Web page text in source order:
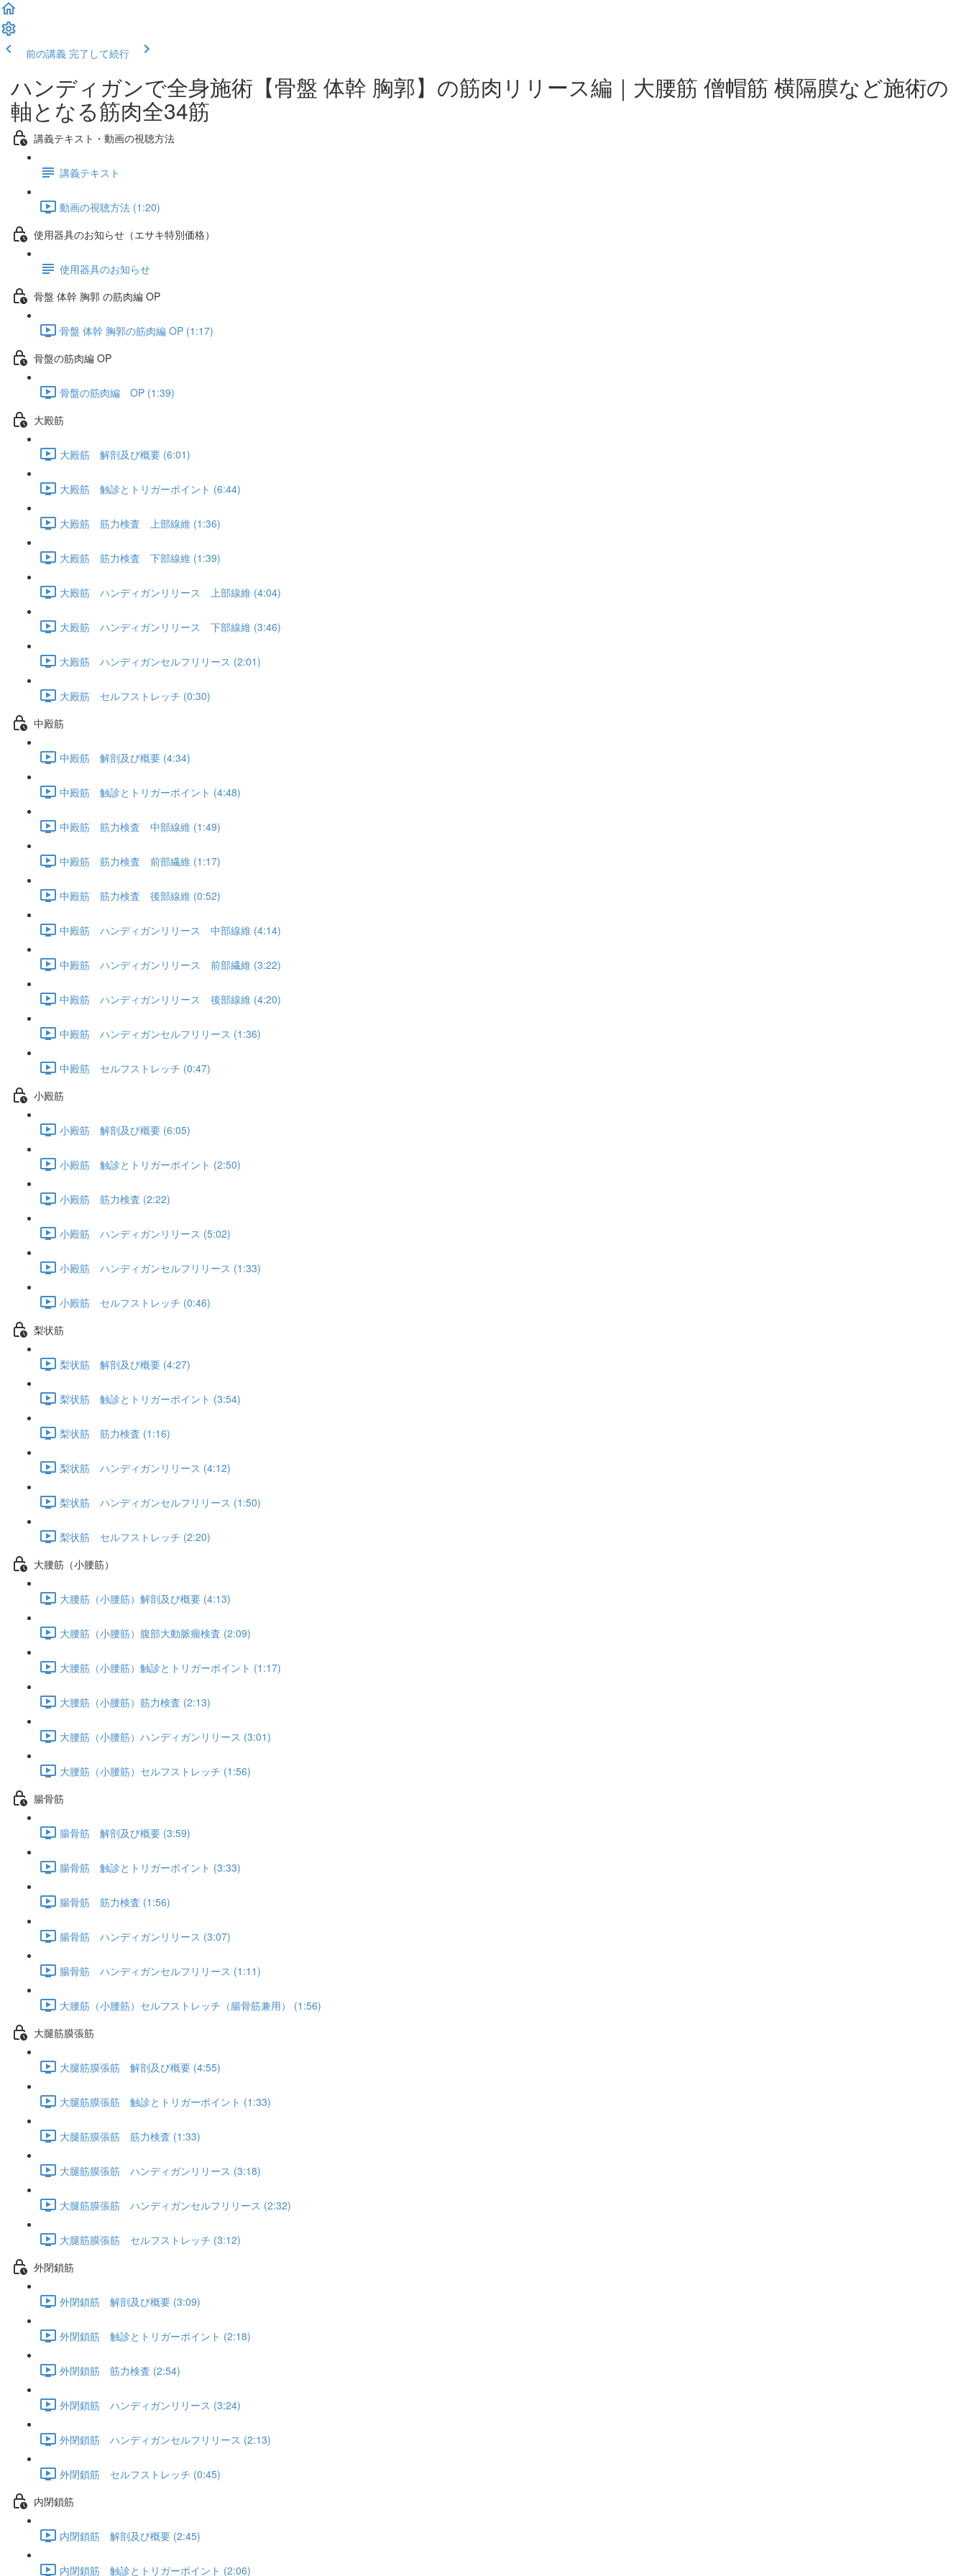
前の講義 完了して続行
ハンディガンで全身施術【骨盤 体幹 胸郭】の筋肉リリース編｜大腰筋 僧帽筋 横隔膜など施術の
軸となる筋肉全34筋
講義テキスト・動画の視聴方法
講義テキスト
動画の視聴方法 (1:20)
使用器具のお知らせ（エサキ特別価格）
使用器具のお知らせ
骨盤 体幹 胸郭 の筋肉編 OP
骨盤 体幹 胸郭の筋肉編 OP (1:17)
骨盤の筋肉編 OP
骨盤の筋肉編 OP (1:39)
大殿筋
大殿筋 解剖及び概要 (6:01)
大殿筋 触診とトリガーポイント (6:44)
大殿筋 筋力検査 上部線維 (1:36)
大殿筋 筋力検査 下部線維 (1:39)
大殿筋 ハンディガンリリース 上部線維 (4:04)
大殿筋 ハンディガンリリース 下部線維 (3:46)
大殿筋 ハンディガンセルフリリース (2:01)
大殿筋 セルフストレッチ (0:30)
中殿筋
中殿筋 解剖及び概要 (4:34)
中殿筋 触診とトリガーポイント (4:48)
中殿筋 筋力検査 中部線維 (1:49)
中殿筋 筋力検査 前部繊維 (1:17)
中殿筋 筋力検査 後部線維 (0:52)
中殿筋 ハンディガンリリース 中部線維 (4:14)
中殿筋 ハンディガンリリース 前部繊維 (3:22)
中殿筋 ハンディガンリリース 後部線維 (4:20)
中殿筋 ハンディガンセルフリリース (1:36)
中殿筋 セルフストレッチ (0:47)
小殿筋
小殿筋 解剖及び概要 (6:05)
小殿筋 触診とトリガーポイント (2:50)
小殿筋 筋力検査 (2:22)
小殿筋 ハンディガンリリース (5:02)
小殿筋 ハンディガンセルフリリース (1:33)
小殿筋 セルフストレッチ (0:46)
梨状筋
梨状筋 解剖及び概要 (4:27)
梨状筋 触診とトリガーポイント (3:54)
梨状筋 筋力検査 (1:16)
梨状筋 ハンディガンリリース (4:12)
梨状筋 ハンディガンセルフリリース (1:50)
梨状筋 セルフストレッチ (2:20)
大腰筋（小腰筋）
大腰筋（小腰筋）解剖及び概要 (4:13)
大腰筋（小腰筋）腹部大動脈瘤検査 (2:09)
大腰筋（小腰筋）触診とトリガーポイント (1:17)
大腰筋（小腰筋）筋力検査 (2:13)
大腰筋（小腰筋）ハンディガンリリース (3:01)
大腰筋（小腰筋）セルフストレッチ (1:56)
腸骨筋
腸骨筋 解剖及び概要 (3:59)
腸骨筋 触診とトリガーポイント (3:33)
腸骨筋 筋力検査 (1:56)
腸骨筋 ハンディガンリリース (3:07)
腸骨筋 ハンディガンセルフリリース (1:11)
大腰筋（小腰筋）セルフストレッチ（腸骨筋兼用） (1:56)
大腿筋膜張筋
大腿筋膜張筋 解剖及び概要 (4:55)
大腿筋膜張筋 触診とトリガーポイント (1:33)
大腿筋膜張筋 筋力検査 (1:33)
大腿筋膜張筋 ハンディガンリリース (3:18)
大腿筋膜張筋 ハンディガンセルフリリース (2:32)
大腿筋膜張筋 セルフストレッチ (3:12)
外閉鎖筋
外閉鎖筋 解剖及び概要 (3:09)
外閉鎖筋 触診とトリガーポイント (2:18)
外閉鎖筋 筋力検査 (2:54)
外閉鎖筋 ハンディガンリリース (3:24)
外閉鎖筋 ハンディガンセルフリリース (2:13)
外閉鎖筋 セルフストレッチ (0:45)
内閉鎖筋
内閉鎖筋 解剖及び概要 (2:45)
内閉鎖筋 触診とトリガーポイント (2:06)